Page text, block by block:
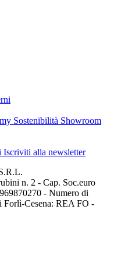
Sostenibilità Showroom
Iscriviti alla newsletter
n. 2 - Cap. Soc.euro
- Numero di
Forlì-Cesena: REA FO -